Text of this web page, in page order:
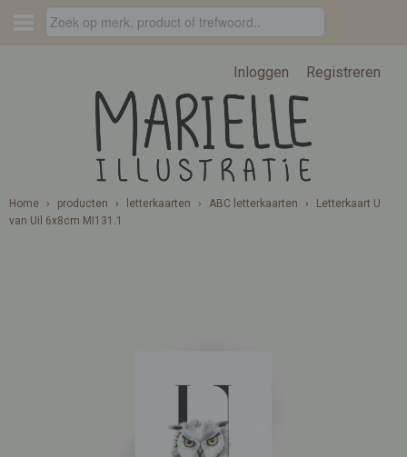
Inloggen Registreren
Home › producten › letterkaarten › ABC letterkaarten ›
Letterkaart U
van Uil 6x8cm MI131.1